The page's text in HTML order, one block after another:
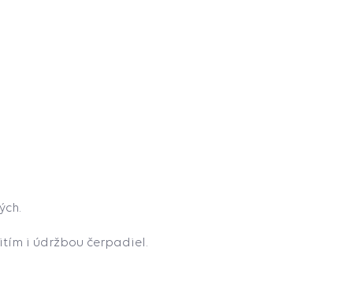
i údržbou čerpadiel.